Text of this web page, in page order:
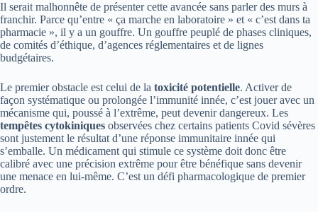
Il serait malhonnête de présenter cette avancée sans parler des murs à
franchir. Parce qu’entre « ça marche en laboratoire » et « c’est dans ta
pharmacie », il y a un gouffre. Un gouffre peuplé de phases cliniques,
de comités d’éthique, d’agences réglementaires et de lignes
budgétaires.
Le premier obstacle est celui de la toxicité potentielle. Activer de
façon systématique ou prolongée l’immunité innée, c’est jouer avec un
mécanisme qui, poussé à l’extrême, peut devenir dangereux. Les
tempêtes cytokiniques observées chez certains patients Covid sévères
sont justement le résultat d’une réponse immunitaire innée qui
s’emballe. Un médicament qui stimule ce système doit donc être
calibré avec une précision extrême pour être bénéfique sans devenir
une menace en lui-même. C’est un défi pharmacologique de premier
ordre.